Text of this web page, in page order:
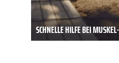
SCHNELLE HILFE BEI